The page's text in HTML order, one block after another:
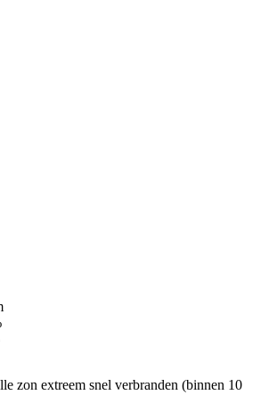
zon extreem snel verbranden (binnen 10